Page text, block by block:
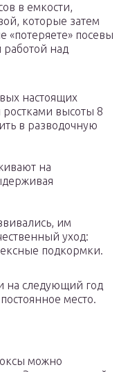
в емкости,
которые затем
«потеряете» посевы
работой над
настоящих
высоты 8
в разводочную
на
им
уход:
подкормки.
на следующий год
место.
можно